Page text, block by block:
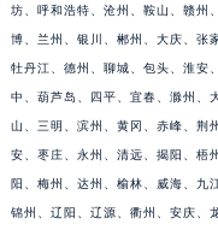
坊、呼和浩特、沧州、鞍山、赣州
博、兰州、银川、郴州、大庆、张
牡丹江、德州、聊城、包头、淮安
中、葫芦岛、四平、宜春、滁州、
山、三明、滨州、黄冈、赤峰、荆
安、枣庄、永州、清远、揭阳、梧
阳、梅州、达州、榆林、威海、九
锦州、辽阳、辽源、衢州、安庆、